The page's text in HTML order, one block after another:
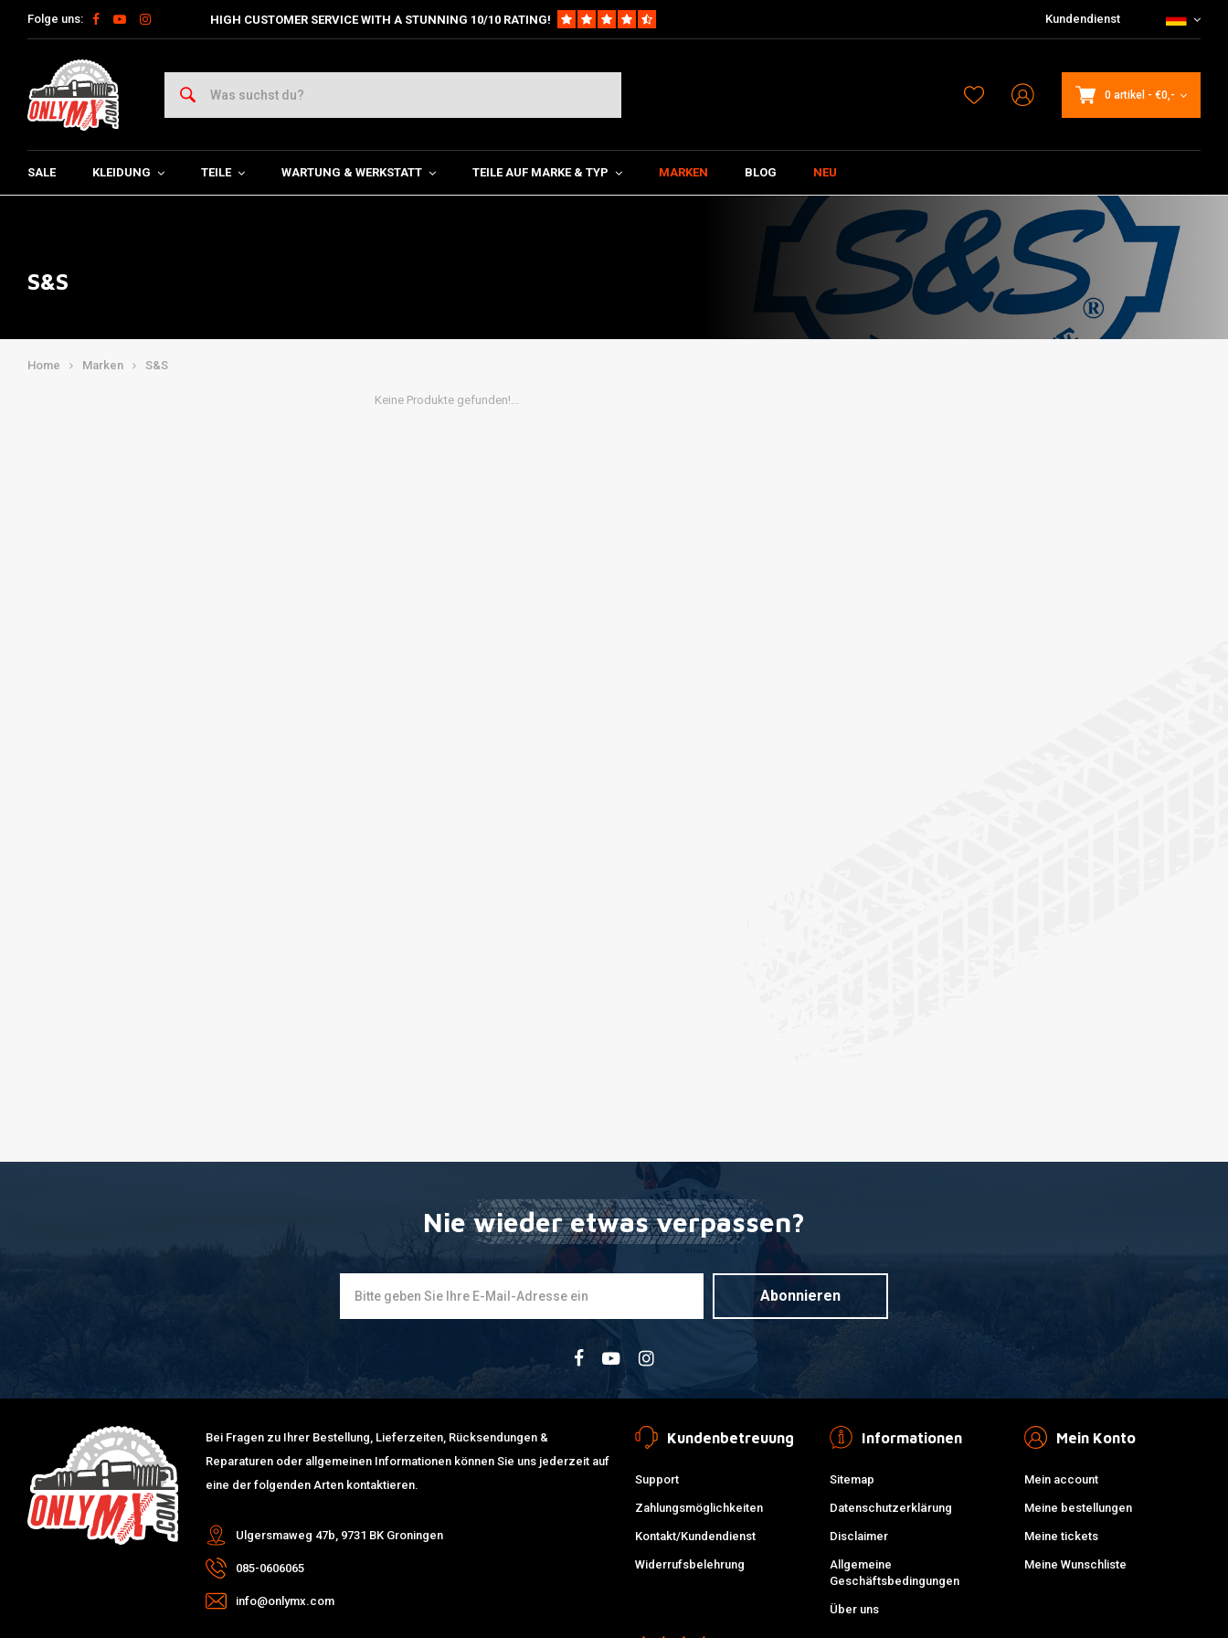
Folge uns: HIGH CUSTOMER SERVICE WITH A STUNNING 10/10 RATING! Kundendienst
0 artikel - €0,-
SALE KLEIDUNG TEILE WARTUNG & WERKSTATT TEILE AUF MARKE & TYP MARKEN BLOG NEU
S&S
Home Marken S&S
Keine Produkte gefunden!...
Nie wieder etwas verpassen?
Abonnieren
Bei Fragen zu Ihrer Bestellung, Lieferzeiten, Rücksendungen &
Reparaturen oder allgemeinen Informationen können Sie uns jederzeit auf
eine der folgenden Arten kontaktieren.
Ulgersmaweg 47b, 9731 BK Groningen
085-0606065
info@onlymx.com
Kundenbetreuung
Support
Zahlungsmöglichkeiten
Kontakt/Kundendienst
Widerrufsbelehrung
Informationen
Sitemap
Datenschutzerklärung
Disclaimer
Allgemeine
Geschäftsbedingungen
Über uns
Mein Konto
Mein account
Meine bestellungen
Meine tickets
Meine Wunschliste